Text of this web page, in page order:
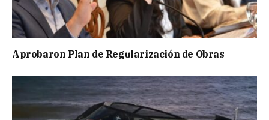
Aprobaron Plan de Regularización de Obras